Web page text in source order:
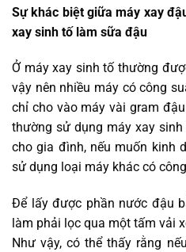
Sự khác biệt giữa máy xay
xay sinh tố làm sữa đậu
Ở máy xay sinh tố thường
vậy nên nhiều máy có công
chỉ cho vào máy vài gram
thường sử dụng máy xay
cho gia đình, nếu muốn kinh
sử dụng loại máy khác có
Để lấy được phần nước đậu
làm phải lọc qua một tấm vải
Như vậy, có thể thấy rằng